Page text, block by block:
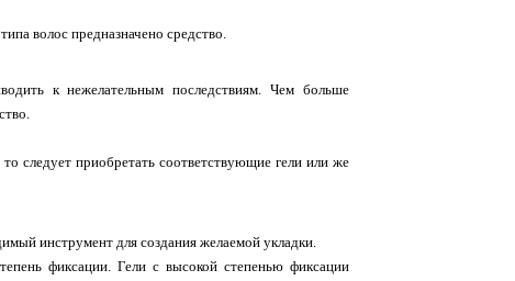
волос предназначено средство.
к нежелательным последствиям. Чем больше
следует приобретать соответствующие гели или же
инструмент для создания желаемой укладки.
фиксации. Гели с высокой степенью фиксации